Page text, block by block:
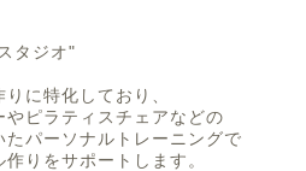
タジオ"
に特化しており、
やピラティスチェアなどの
パーソナルトレーニングで
りをサポートします。